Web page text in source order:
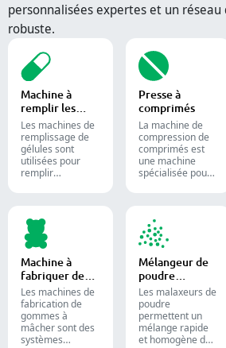
personnalisées expertes et un
robuste.
Machine à
remplir les
capsules
Les machines de
remplissage de
gélules sont
utilisées pour
remplir
quantités
précises de
poudres,
granulés,
pastilles ou
liquides dans la
production
pharmaceutique
et les
compléments
alimentaires.
Presse à
comprimés
La machine de
compression de
comprimés est
une machine
spécialisée pour
Machine à
fabriquer des
bonbons
gélifiés
Les machines de
fabrication de
gommes à
mâcher sont des
systèmes
Mélangeur de
poudre
industriel
Les malaxeurs de
poudre
permettent un
mélange rapide
et homogène des